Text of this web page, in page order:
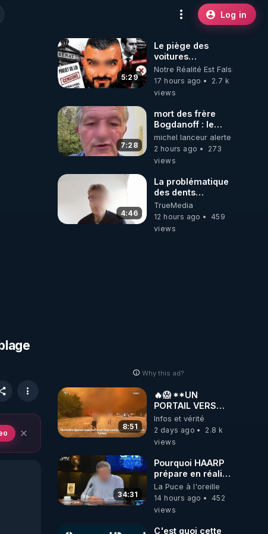
Log in
5:29
Le piège des
voitures
électriques se
referme sur les
usagers !
Notre Réalité Est Falsifiée Et
17 hours ago
2.7 k
views
7:28
mort des frère
Bogdanoff : le
mensonge d état
michel lanceur alerte
2 hours ago
273
views
4:46
La problématique
des dents
dévitalisées et
des implants
TrueMedia
12 hours ago
459
views
Why this ad?
8:51
🔥😱 **UN
PORTAIL VERS
L'ENFER S'EST-IL
OUVERT EN
TURQUIE ?!🌍🔥
Infos et vérité
2 days ago
2.8 k
views
34:31
Pourquoi HAARP
prépare en réalité
un CHAOS
climatique, on
répond
La Puce à l'oreille
14 hours ago
452
views
C'est quoi cette